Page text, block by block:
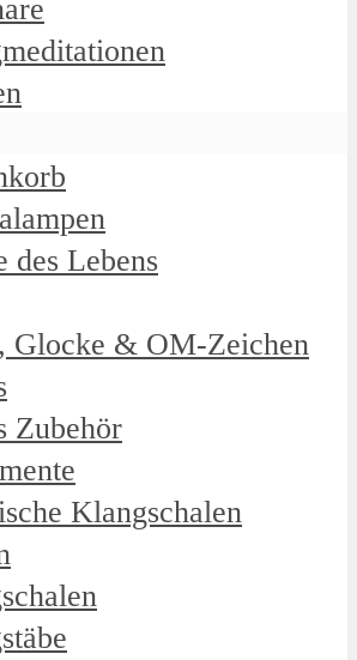
des Lebens
Glocke & OM-Zeichen
Zubehör
Klangschalen